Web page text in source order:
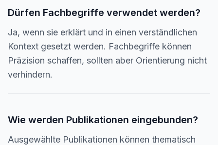
Dürfen Fachbegriffe verwendet werden?
Ja, wenn sie erklärt und in einen verständlichen
Kontext gesetzt werden. Fachbegriffe können
Präzision schaffen, sollten aber Orientierung nicht
verhindern.
Wie werden Publikationen eingebunden?
Ausgewählte Publikationen können thematisch